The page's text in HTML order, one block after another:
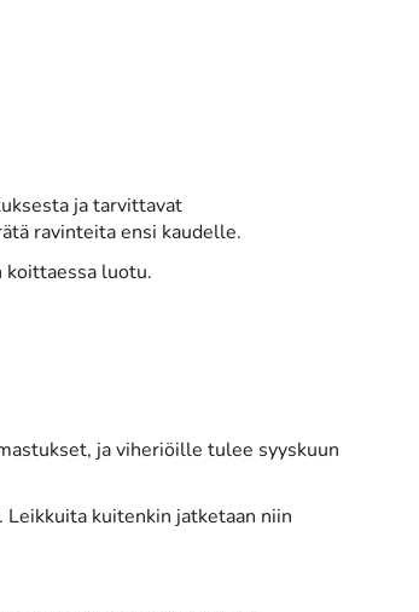
ja tarvittavat
ravinteita ensi kaudelle.
koittaessa luotu.
ja viheriöille tulee syyskuun
kuitenkin jatketaan niin